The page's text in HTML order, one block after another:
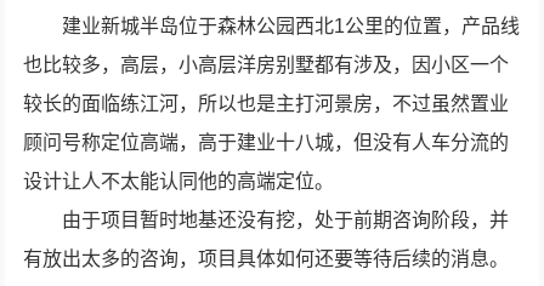
建业新城半岛位于森林公园西北1公里的位置，产品线
也比较多，高层，小高层洋房别墅都有涉及，因小区一个
较长的面临练江河，所以也是主打河景房，不过虽然置业
顾问号称定位高端，高于建业十八城，但没有人车分流的
设计让人不太能认同他的高端定位。
由于项目暂时地基还没有挖，处于前期咨询阶段，并
有放出太多的咨询，项目具体如何还要等待后续的消息。